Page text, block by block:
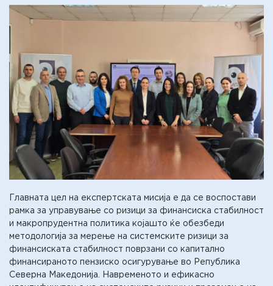
Главната цел на експертската мисија е да се воспостави
рамка за управување со ризици за финансиска стабилност
и макропрудентна политика којашто ќе обезбеди
методологија за мерење на системските ризици за
финансиската стабилност поврзани со капитално
финансираното пензиско осигурување во Република
Северна Македонија. Навременото и ефикасно